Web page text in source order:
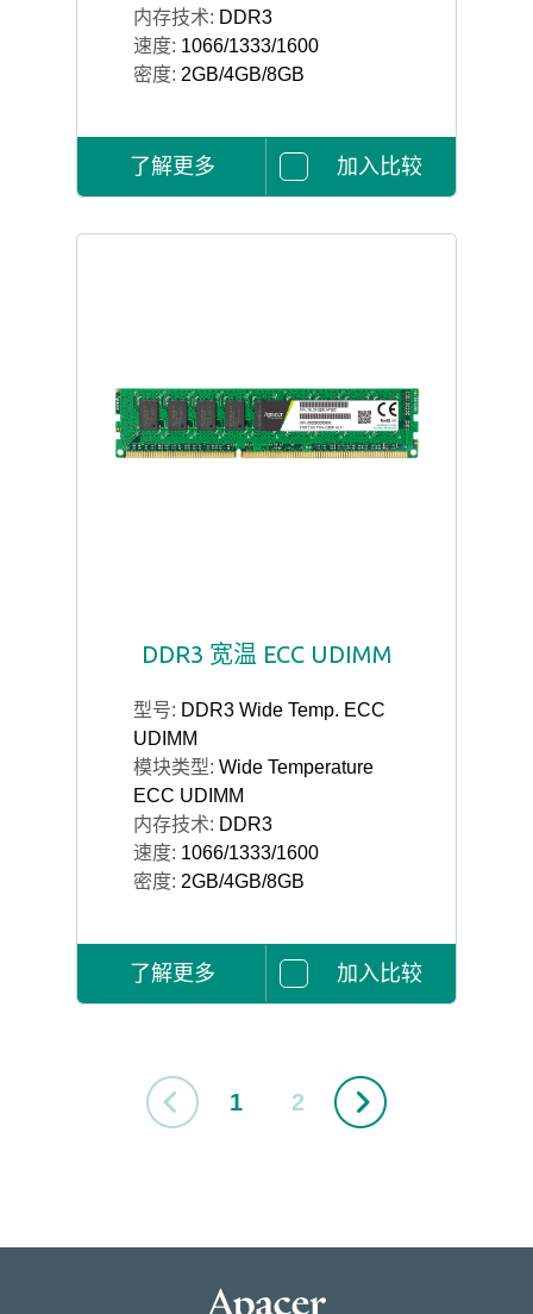
内存技术: DDR3
速度: 1066/1333/1600
密度: 2GB/4GB/8GB
了解更多 加入比较
DDR3 宽温 ECC UDIMM
型号: DDR3 Wide Temp. ECC
UDIMM
模块类型: Wide Temperature
ECC UDIMM
内存技术: DDR3
速度: 1066/1333/1600
密度: 2GB/4GB/8GB
了解更多 加入比较
1 2